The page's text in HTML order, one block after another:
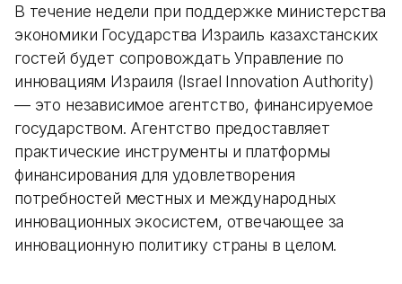
В течение недели при поддержке министерства
экономики Государства Израиль казахстанских
гостей будет сопровождать Управление по
инновациям Израиля (Israel Innovation Authority)
— это независимое агентство, финансируемое
государством. Агентство предоставляет
практические инструменты и платформы
финансирования для удовлетворения
потребностей местных и международных
инновационных экосистем, отвечающее за
инновационную политику страны в целом.